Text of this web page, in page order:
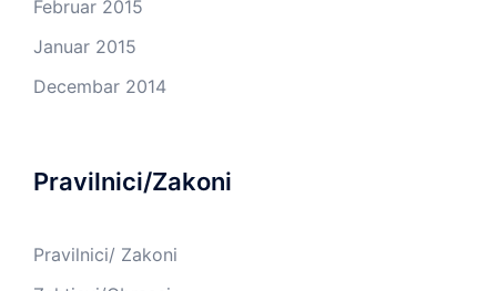
Februar 2015
Januar 2015
Decembar 2014
Pravilnici/Zakoni
Pravilnici/ Zakoni